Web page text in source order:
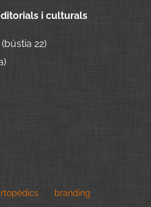
i culturals
22)
branding